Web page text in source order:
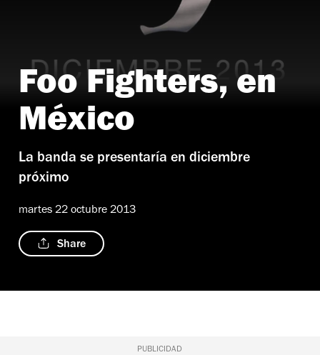
Foo Fighters, en
México
La banda se presentaría en diciembre
próximo
martes 22 octubre 2013
Share
PUBLICIDAD